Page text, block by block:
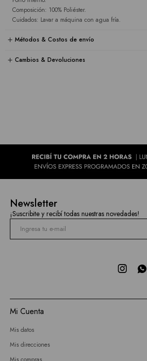
Composición: 100% Poliéster.
Cuidados: Lavar a máquina con agua fría.
Métodos & Costos de envío
Cambios & Devoluciones
Newsletter
¡Suscribite y recibí todas nuestras novedades!
 
Mi Cuenta
Mis datos
Mis direcciones